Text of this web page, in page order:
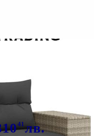
светлосив
41лв.